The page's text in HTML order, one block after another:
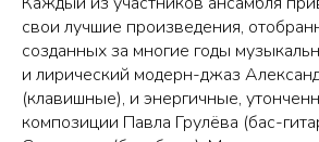
свои лучшие произведения,
созданных за многие годы
и лирический модерн-джаз
(клавишные), и энергичные,
композиции Павла Грулёва (бас-